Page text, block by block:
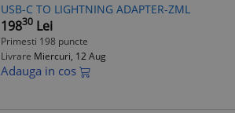
USB-C TO LIGHTNING ADAPTER-ZML
19830 Lei
Primesti 198 puncte
Livrare Miercuri, 12 Aug
Adauga in cos